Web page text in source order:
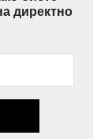
директно